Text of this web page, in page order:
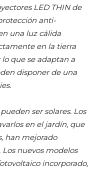
LED THIN de
anti-
una luz cálida
en la tierra
que se adaptan a
disponer de una
ser solares. Los
en el jardín, que
han mejorado
nuevos modelos
incorporado,